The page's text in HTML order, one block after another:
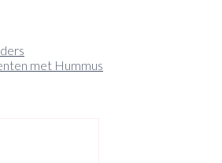
met Hummus